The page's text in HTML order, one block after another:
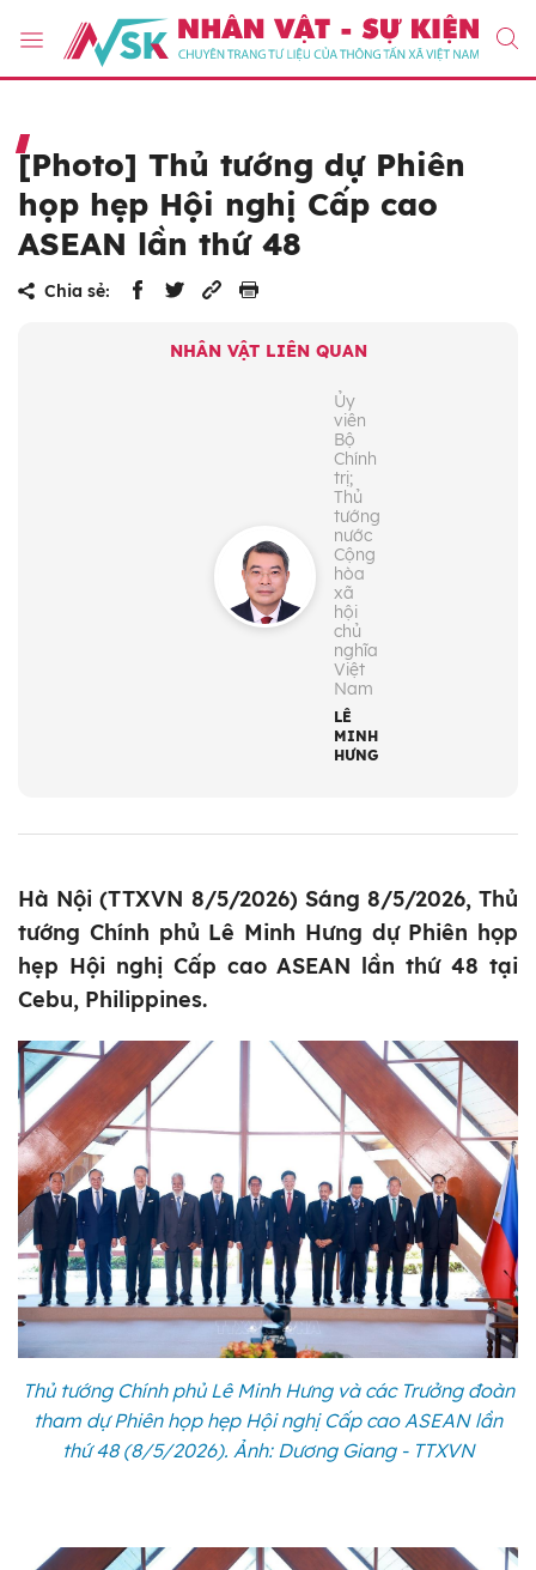
[Photo] Thủ tướng dự Phiên
họp hẹp Hội nghị Cấp cao
ASEAN lần thứ 48
Chia sẻ:
NHÂN VẬT LIÊN QUAN
Ủy
viên
Bộ
Chính
trị;
Thủ
tướng
nước
Cộng
hòa
xã
hội
chủ
nghĩa
Việt
Nam
LÊ
MINH
HƯNG
Hà Nội (TTXVN 8/5/2026) Sáng 8/5/2026, Thủ
tướng Chính phủ Lê Minh Hưng dự Phiên họp
hẹp Hội nghị Cấp cao ASEAN lần thứ 48 tại
Cebu, Philippines.
Thủ tướng Chính phủ Lê Minh Hưng và các Trưởng đoàn
tham dự Phiên họp hẹp Hội nghị Cấp cao ASEAN lần
thứ 48 (8/5/2026). Ảnh: Dương Giang - TTXVN